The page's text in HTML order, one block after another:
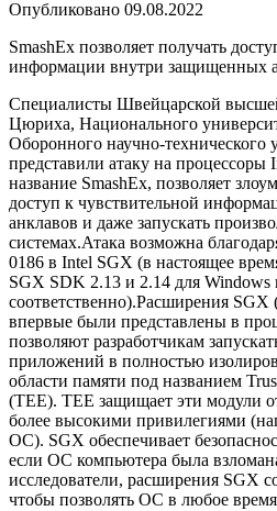
Опубликовано 09.08.2022
SmashEx позволяет получать
информации внутри защищенных
Специалисты Швейцарской
Цюриха, Национального
Оборонного научно-
представили атаку на
название SmashEx, позволяет
доступ к чувствительной
анклавов и даже запускать
системах.Атака возможна
0186 в Intel SGX (в настоящее
SGX SDK 2.13 и 2.14 для
соответственно).Расширения SGX
впервые были представлены в
позволяют разработчикам
приложений в полностью
области памяти под названием
(TEE). TEE защищает эти модули
более высокими привилегиями
ОС). SGX обеспечивает
если ОС компьютера была
исследователи, расширения SGX
чтобы позволять ОС в любое